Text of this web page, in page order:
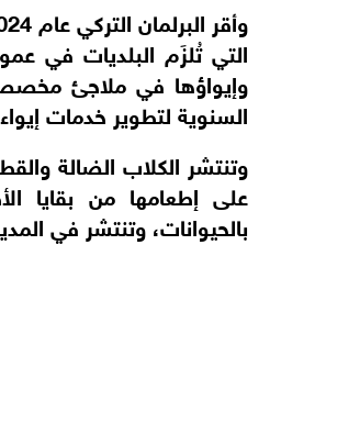
التي تُلزَم البلديات في
السنوية لتطوير خدمات
وتنتشر الكلاب الضالة
على إطعامها من بقايا
بالحيوانات، وتنتشر في